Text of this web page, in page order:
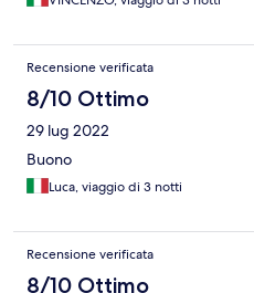
Recensione verificata
8/10 Ottimo
29 lug 2022
Buono
Luca, viaggio di 3 notti
Recensione verificata
8/10 Ottimo